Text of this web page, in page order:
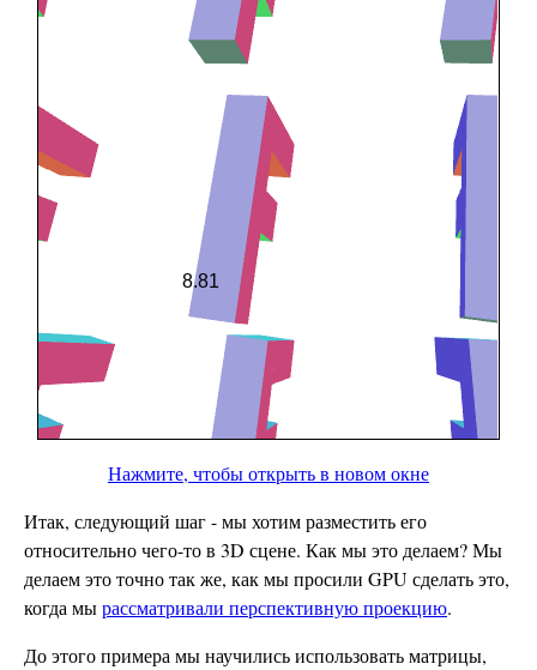
Нажмите, чтобы открыть в новом окне
Итак, следующий шаг - мы хотим разместить его
относительно чего-то в 3D сцене. Как мы это делаем? Мы
делаем это точно так же, как мы просили GPU сделать это,
когда мырассматривали перспективную проекцию.
До этого примера мы научились использовать матрицы,